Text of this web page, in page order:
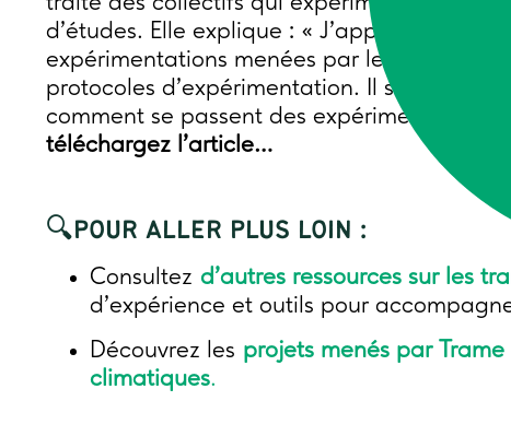
d’études. Elle explique : « J’apporte ce que
expérimentations menées par les
protocoles d’expérimentation. Il s’agit
comment se passent des expérimentations
téléchargez l’article…
🔍POUR ALLER PLUS LOIN :
Consultez d’autres ressources sur les
d’expérience et outils pour
Découvrez les projets menés par
climatiques.